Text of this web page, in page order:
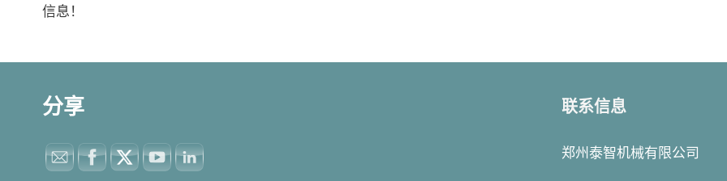
信息！
分享 联系信息
郑州泰智机械有限公司